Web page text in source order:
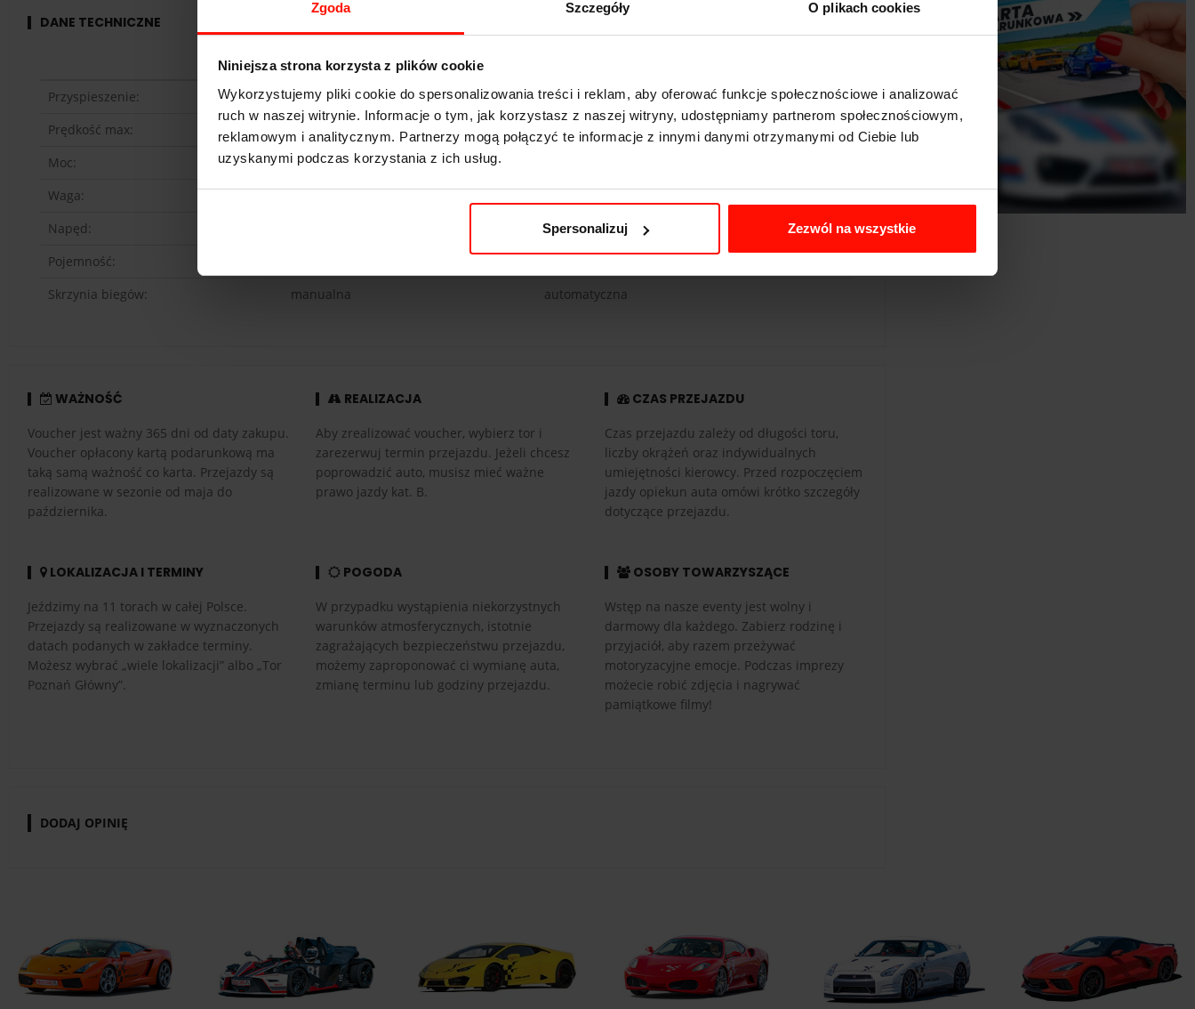
Zgoda Szczegóły O plikach cookies
Niniejsza strona korzysta z plików cookie
Wykorzystujemy pliki cookie do spersonalizowania treści i reklam, aby oferować funkcje społecznościowe i analizować
ruch w naszej witrynie. Informacje o tym, jak korzystasz z naszej witryny, udostępniamy partnerom społecznościowym,
reklamowym i analitycznym. Partnerzy mogą połączyć te informacje z innymi danymi otrzymanymi od Ciebie lub
uzyskanymi podczas korzystania z ich usług.
Spersonalizuj Zezwól na wszystkie
DANE TECHNICZNE
Ariel Atom
Przyspieszenie:
2.8s do 100 km/h 3.4s do 100 km/h
Prędkość max:
249 km/h 315 km/h
Moc:
321KM
Waga:
465kg 1630kg
Napęd:
4x4
Pojemność:
Skrzynia biegów:
manualna automatyczna
WAŻNOŚĆ
Voucher jest ważny 365 dni od daty zakupu.
Voucher opłacony kartą podarunkową ma
taką samą ważność co karta. Przejazdy są
realizowane w sezonie od maja do
października.
REALIZACJA
Aby zrealizować voucher, wybierz tor i
zarezerwuj termin przejazdu. Jeżeli chcesz
poprowadzić auto, musisz mieć ważne
prawo jazdy kat. B.
CZAS PRZEJAZDU
Czas przejazdu zależy od długości toru,
liczby okrążeń oraz indywidualnych
umiejętności kierowcy. Przed rozpoczęciem
jazdy opiekun auta omówi krótko szczegóły
dotyczące przejazdu.
LOKALIZACJA I TERMINY
Jeździmy na 11 torach w całej Polsce.
Przejazdy są realizowane w wyznaczonych
datach podanych w zakładce terminy.
Możesz wybrać „wiele lokalizacji” albo „Tor
Poznań Główny”.
POGODA
W przypadku wystąpienia niekorzystnych
warunków atmosferycznych, istotnie
zagrażających bezpieczeństwu przejazdu,
możemy zaproponować ci wymianę auta,
zmianę terminu lub godziny przejazdu.
OSOBY TOWARZYSZĄCE
Wstęp na nasze eventy jest wolny i
darmowy dla każdego. Zabierz rodzinę i
przyjaciół, aby razem przeżywać
motoryzacyjne emocje. Podczas imprezy
możecie robić zdjęcia i nagrywać
pamiątkowe filmy!
DODAJ OPINIĘ